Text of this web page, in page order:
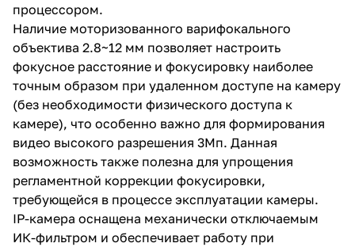
процессором.
Наличие моторизованного варифокального
объектива 2.8~12 мм позволяет настроить
фокусное расстояние и фокусировку наиболее
точным образом при удаленном доступе на камеру
(без необходимости физического доступа к
камере), что особенно важно для формирования
видео высокого разрешения 3Мп. Данная
возможность также полезна для упрощения
регламентной коррекции фокусировки,
требующейся в процессе эксплуатации камеры.
IP-камера оснащена механически отключаемым
ИК-фильтром и обеспечивает работу при